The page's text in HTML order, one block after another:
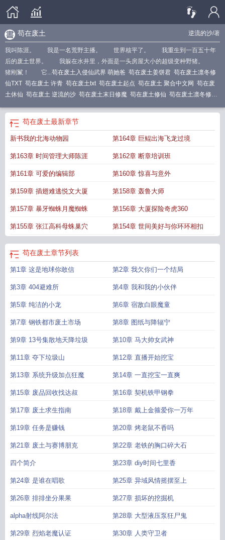
逆流的沙/著
苟在废土
我叫陈涯。 我是一名荒野主播。 世界核平了。 我重生到一百五十年
后的废土世界。 我躲在水井里，外面是一头房屋大小的超级变种野猪。
猪刚鬣！ 它...苟在废土入侵仙武界 萌她爸 苟在废土姜饼君 苟在废土凛冬修
仙TXT 苟在废土 许青 苟在废土txt 苟在废土起点 苟在废土 聚合中文网 苟在废
土休仙 苟在废土 逆流的沙 苟在废土末日修魔 苟在废土修仙 苟在废土凛冬修仙
修仙的 苟在废土我靠系统种田求生
TXT
在废土凛冬修仙txt苟在废土挖野菜大结局最新章节更新苟在废土凛冬修仙免
苟在废土最新章节
新书我的北海动物园 第164章 巨鲲出海飞龙过境
第163章 时间管理大师陈涯 第162章 断章培训班
第161章 可爱的编辑部 第160章 惊喜与意外
第159章 插翅难逃悦文大厦 第158章 轰鲁大师
第157章 暴牙蜘蛛月魔蜘蛛 第156章 大厦探险奇虎360
第155章 张江高科母蛛巢穴 第154章 世间美好与你环环相扣
苟在废土章节列表
第1章 这是地球你敢信 第2章 我欠你们一个结局
第3章 404避难所 第4章 我和我的小伙伴
第5章 纯洁的小龙 第6章 宿敌白眼魔童
第7章 钢铁都市废土市场 第8章 图纸与降辐宁
第9章 13号集散地天降垃圾 第10章 马大帅女武神
第11章 夺下垃圾山 第12章 直播开始挖宝
第13章 系统升级加点狂魔 第14章 一直挖宝一直爽
第15章 废品回收找达叔 第16章 契机铁甲钢拳
第17章 废土求生指南 第18章 戴上金箍爱你一万年
第19章 任务是赚钱 第20章 烤老鼠不香吗
第21章 废土与赛博朋克 第22章 老铁的胸口碎大石
四个简介 第23章 diy时间七里香
第24章 是谁在唱歌 第25章 异域风情摇摆至上
第26章 排排坐分果果 第27章 损坏的挖掘机
alpha射线阿尔法 第28章 大型液压泵狂尸鬼
第29章 烈焰老魔认证 第30章 人类守卫者